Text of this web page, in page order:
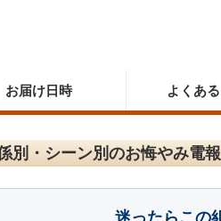
お届け日時 よくあ
・シーン別のお悔やみ電報
迷ったらこの